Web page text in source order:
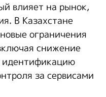
влияет на рынок,
В Казахстане
ограничения
снижение
идентификацию
за сервисами